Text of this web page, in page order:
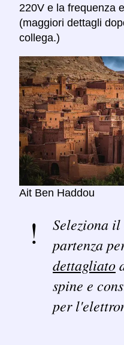
220V e la frequenza
(maggiori dettagli
collega.)
Ait Ben Haddou
Seleziona il
partenza
dettagliato
spine e
per